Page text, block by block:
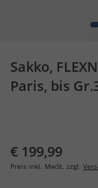
Sakko,
Paris, bis
€ 199,99
Preis inkl. MwSt. zzgl.